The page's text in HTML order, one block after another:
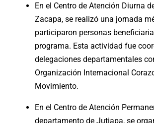
En el Centro de Atención Diurna
Zacapa, se realizó una jornada
participaron personas
programa. Esta actividad fue
delegaciones departamentales
Organización Internacional
Movimiento.
En el Centro de Atención
departamento de Jutiapa, se